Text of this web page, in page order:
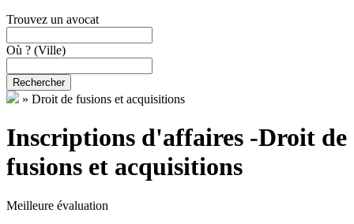
Trouvez un avocat
Où ? (Ville)
Rechercher
» Droit de fusions et acquisitions
Inscriptions d'affaires -Droit de
fusions et acquisitions
Meilleure évaluation